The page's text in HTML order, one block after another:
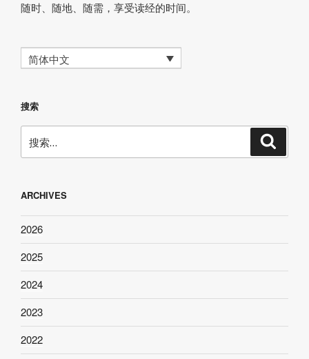
随时、随地、随需，享受读经的时间。
简体中文
搜索
索：
ARCHIVES
2026
2025
2024
2023
2022